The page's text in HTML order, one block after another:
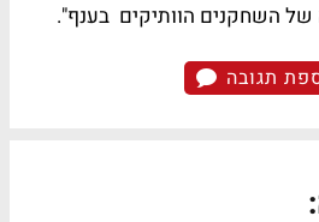
של השחקנים הוותיקים בענף".
תגובה